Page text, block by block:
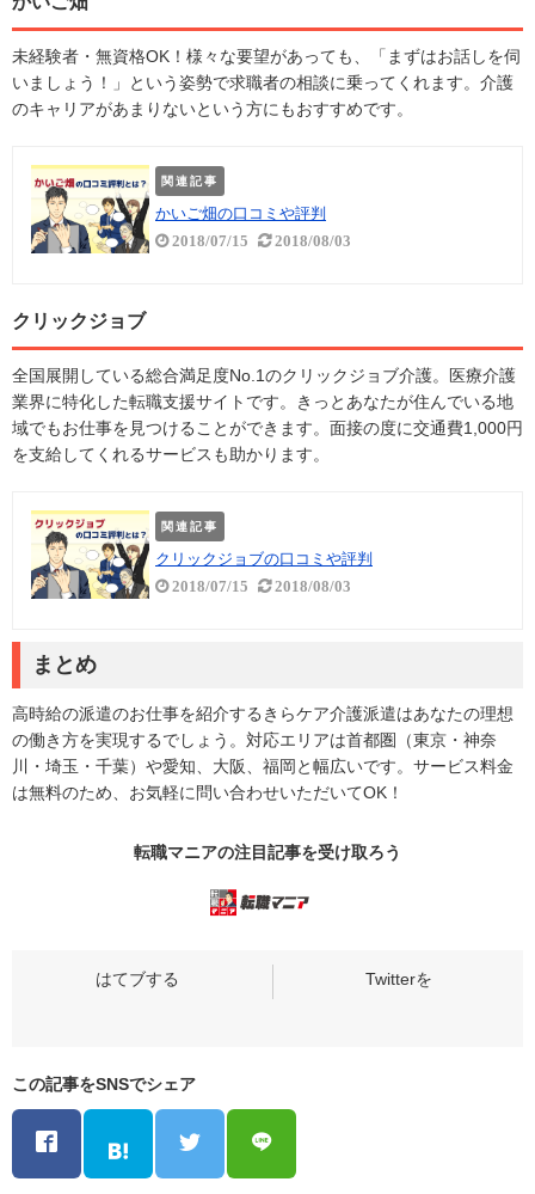
未経験者・無資格OK！様々な要望があっても、「まずはお話しを伺
いましょう！」という姿勢で求職者の相談に乗ってくれます。介護
のキャリアがあまりないという方にもおすすめです。
関連記事
かいご畑の口コミや評判
2018/07/15 2018/08/03
クリックジョブ
全国展開している総合満足度No.1のクリックジョブ介護。医療介護
業界に特化した転職支援サイトです。きっとあなたが住んでいる地
域でもお仕事を見つけることができます。面接の度に交通費1,000円
を支給してくれるサービスも助かります。
関連記事
クリックジョブの口コミや評判
2018/07/15 2018/08/03
まとめ
高時給の派遣のお仕事を紹介するきらケア介護派遣はあなたの理想
の働き方を実現するでしょう。対応エリアは首都圏（東京・神奈
川・埼玉・千葉）や愛知、大阪、福岡と幅広いです。サービス料金
は無料のため、お気軽に問い合わせいただいてOK！
転職マニアの注目記事を受け取ろう
この記事をSNSでシェア